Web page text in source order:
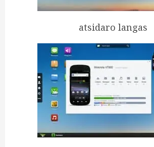
atsidaro langas